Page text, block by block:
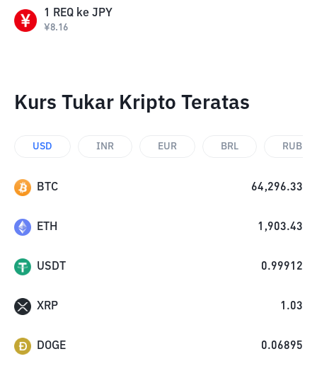
1 REQ ke JPY
¥8.16
Kurs Tukar Kripto Teratas
USD INR EUR BRL RUB
BTC 64,296.33
ETH 1,903.43
USDT 0.99912
XRP 1.03
DOGE 0.06895